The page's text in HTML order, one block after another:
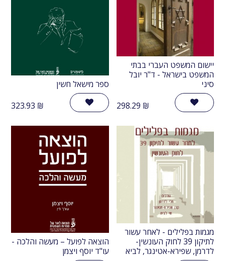
יישום המשפט העברי בבתי
המשפט בישראל - ד"ר יובל
סיני
₪
298.29
ספר מישאל חשין
₪
323.93
מגמות בפלילים - לאחר עשור
לתיקון 39 לחוק העונשין-
לדרמן, שפירא-אטינגר, לביא
הוצאה לפועל – מעשה והלכה -
עו"ד יוסף ויצמן